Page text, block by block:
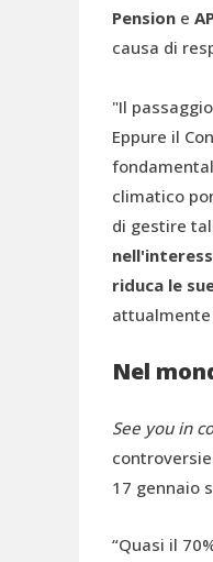
Pension e
causa di
"Il
Eppure il
climatico
di gestire
riduca le
Nel
See you in
17 gennaio
“Quasi il